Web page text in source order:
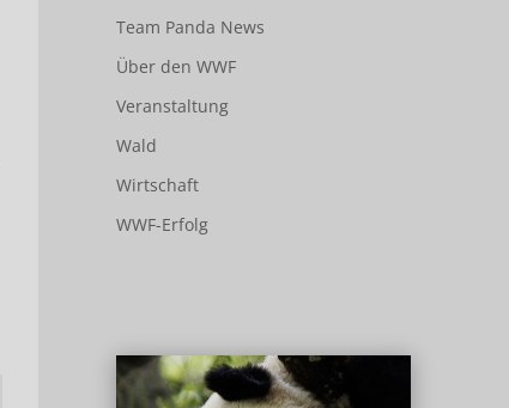
Team Panda News
Über den WWF
Veranstaltung
Wald
Wirtschaft
WWF-Erfolg